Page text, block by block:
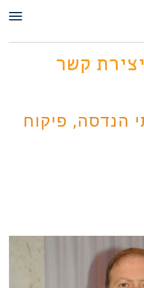
קשר
הנדסה, פיקוח